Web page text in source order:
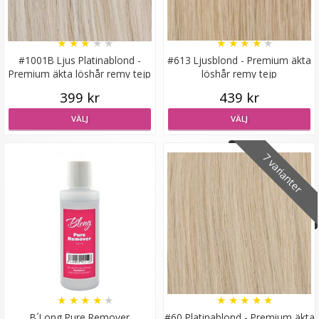
#10 Mellanbrun - Hästsvans rak rosett syntetiskt löshår
★ ★
199 kr
#1001B Ljus Platinablond -
Premium äkta löshår remy tejp
★★★★★
399 kr
VÄLJ
#613 Ljusblond - Premium äkta
löshår remy tejp
★★★★★
439 kr
VÄLJ
★ ★ ★ ★ ★
7 varianter
★ ★ ★ ★ ★